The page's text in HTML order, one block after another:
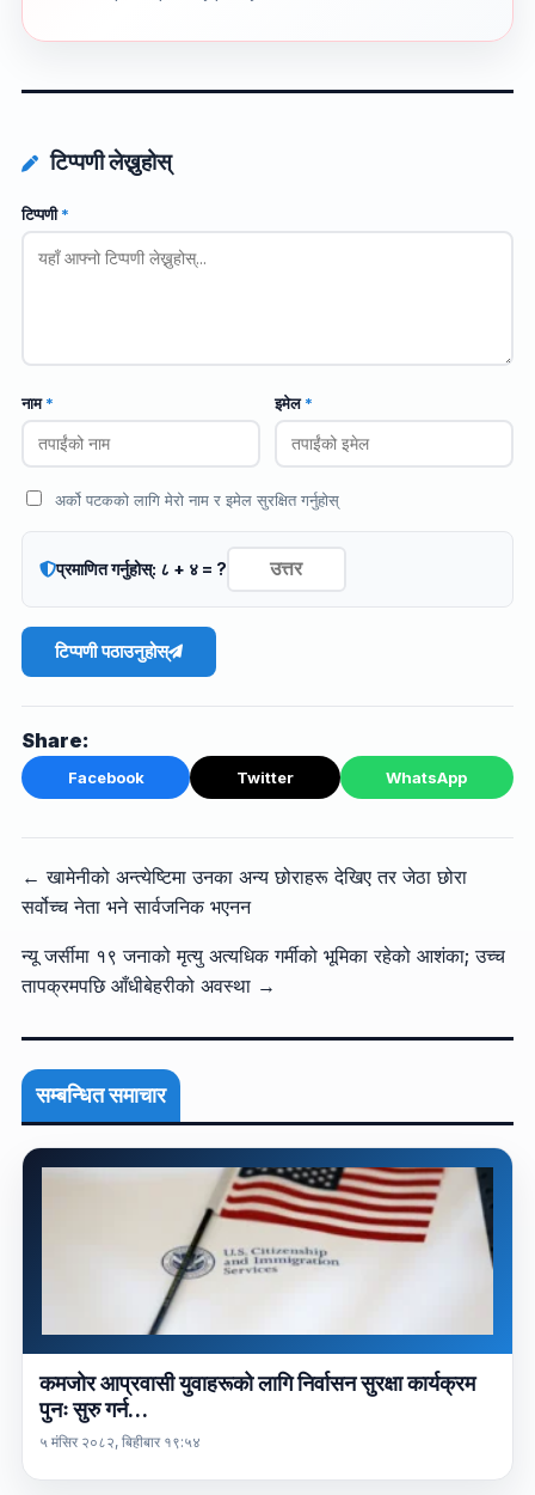
टिप्पणी लेख्नुहोस्
टिप्पणी*
नाम* इमेल*
अर्को पटकको लागि मेरो नाम र इमेल सुरक्षित गर्नुहोस्
प्रमाणित गर्नुहोस्: ८ + ४ = ?
टिप्पणी पठाउनुहोस्
Share:
Facebook Twitter WhatsApp
← खामेनीको अन्त्येष्टिमा उनका अन्य छोराहरू देखिए तर जेठा छोरा
सर्वोच्च नेता भने सार्वजनिक भएनन
न्यू जर्सीमा १९ जनाको मृत्यु अत्यधिक गर्मीको भूमिका रहेको आशंका; उच्च
तापक्रमपछि आँधीबेहरीको अवस्था →
सम्बन्धित समाचार
कमजोर आप्रवासी युवाहरूको लागि निर्वासन सुरक्षा कार्यक्रम
पुनः सुरु गर्न…
५ मंसिर २०८२, बिहीबार १९:५४